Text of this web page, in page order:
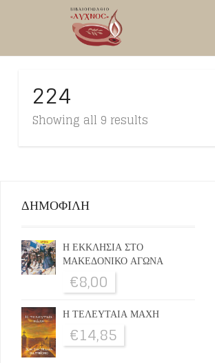
224
Showing all 9 results
ΔΗΜΟΦΙΛΗ
Η ΕΚΚΛΗΣΙΑ ΣΤΟ
ΜΑΚΕΔΟΝΙΚΟ ΑΓΩΝΑ
€8,00
Η ΤΕΛΕΥΤΑΙΑ ΜΑΧΗ
€14,85